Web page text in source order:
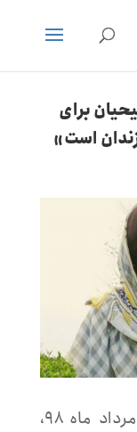
برای
است»
طبق گزارش‌های رسیده در سوم مرداد ماه ۹۸،